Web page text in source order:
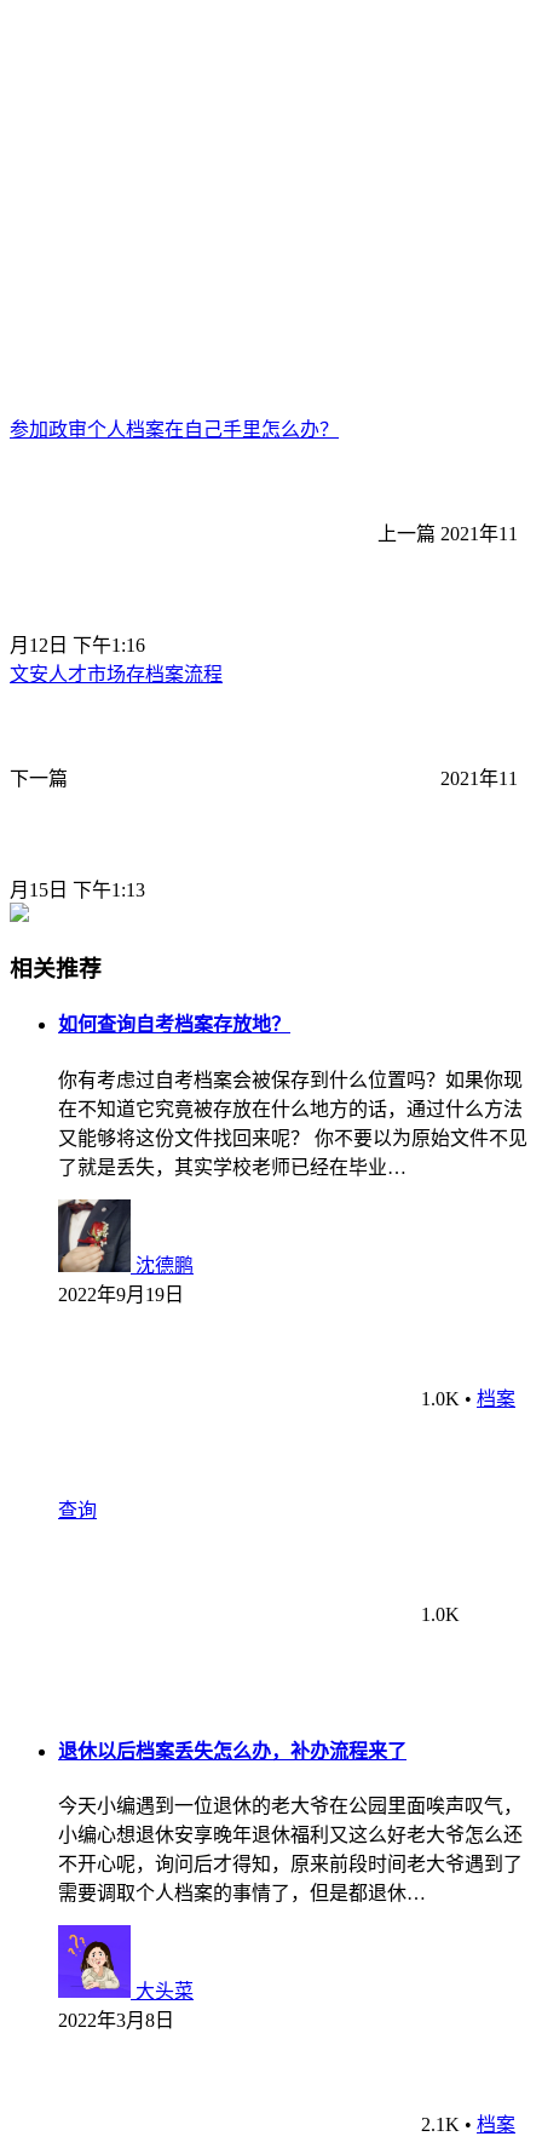
参加政审个人档案在自己手里怎么办？
上一篇 2021年11
月12日 下午1:16
文安人才市场存档案流程
下一篇 2021年11
月15日 下午1:13
相关推荐
如何查询自考档案存放地？
你有考虑过自考档案会被保存到什么位置吗？如果你现
在不知道它究竟被存放在什么地方的话，通过什么方法
又能够将这份文件找回来呢？ 你不要以为原始文件不见
了就是丢失，其实学校老师已经在毕业…
沈德鹏
2022年9月19日
1.0K • 档案
查询
1.0K
退休以后档案丢失怎么办，补办流程来了
今天小编遇到一位退休的老大爷在公园里面唉声叹气，
小编心想退休安享晚年退休福利又这么好老大爷怎么还
不开心呢，询问后才得知，原来前段时间老大爷遇到了
需要调取个人档案的事情了，但是都退休…
大头菜
2022年3月8日
2.1K • 档案